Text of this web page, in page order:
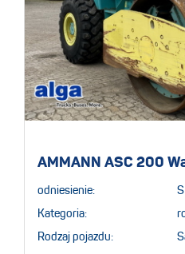
AMMANN ASC 200
odniesienie:
Kategoria:
Rodzaj pojazdu: